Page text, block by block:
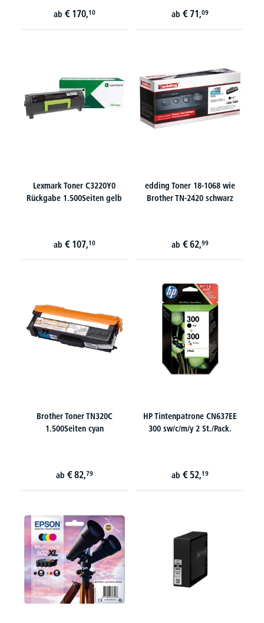
ab € 170,10 ab € 71,09
Lexmark Toner C3220Y0
Rückgabe 1.500Seiten gelb
ab € 107,10
edding Toner 18-1068 wie
Brother TN-2420 schwarz
ab € 62,99
Brother Toner TN320C
1.500Seiten cyan
ab € 82,79
HP Tintenpatrone CN637EE
300 sw/c/m/y 2 St./Pack.
ab € 52,19